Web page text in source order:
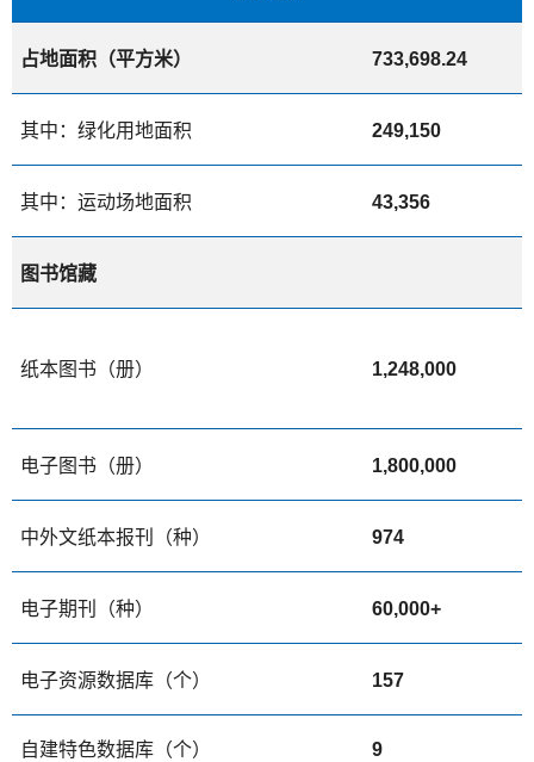
占地面积（平方米） 733,698.24
其中：绿化用地面积 249,150
其中：运动场地面积 43,356
图书馆藏
纸本图书（册） 1,248,000
电子图书（册） 1,800,000
中外文纸本报刊（种） 974
电子期刊（种） 60,000+
电子资源数据库（个） 157
自建特色数据库（个） 9